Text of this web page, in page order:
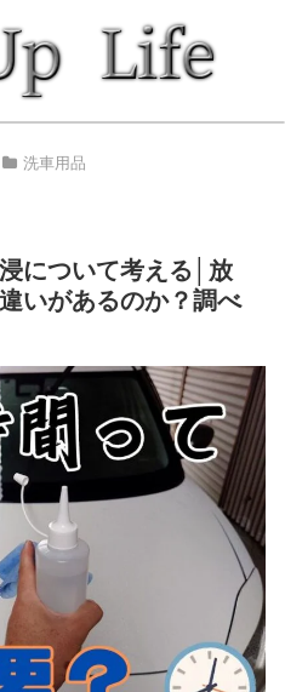
洗車用品
について考える│放
いがあるのか？調べ